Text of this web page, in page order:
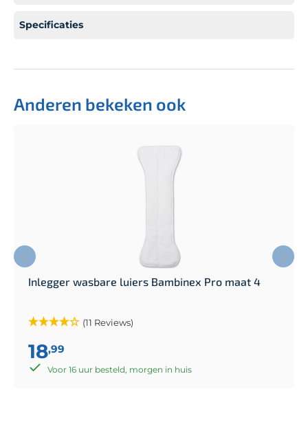
Specificaties
Anderen bekeken ook
Inlegger wasbare luiers Bambinex Pro maat 4
(11 Reviews)
18,99
Voor 16 uur besteld, morgen in huis